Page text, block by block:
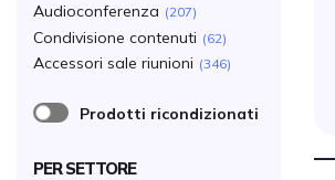
Audioconferenza 207
Condivisione contenuti 62
Accessori sale riunioni 346
Prodotti ricondizionati
PER SETTORE